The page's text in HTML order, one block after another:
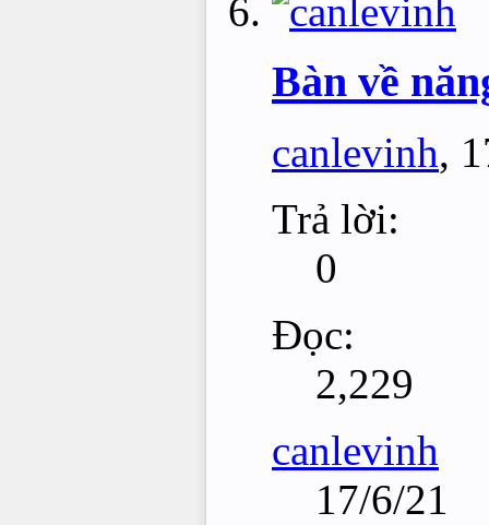
Bàn về
canlevinh,
Trả lời:
0
Đọc:
2,229
canlevinh
17/6/21